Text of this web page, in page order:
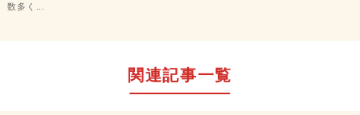
数多く...
関連記事一覧